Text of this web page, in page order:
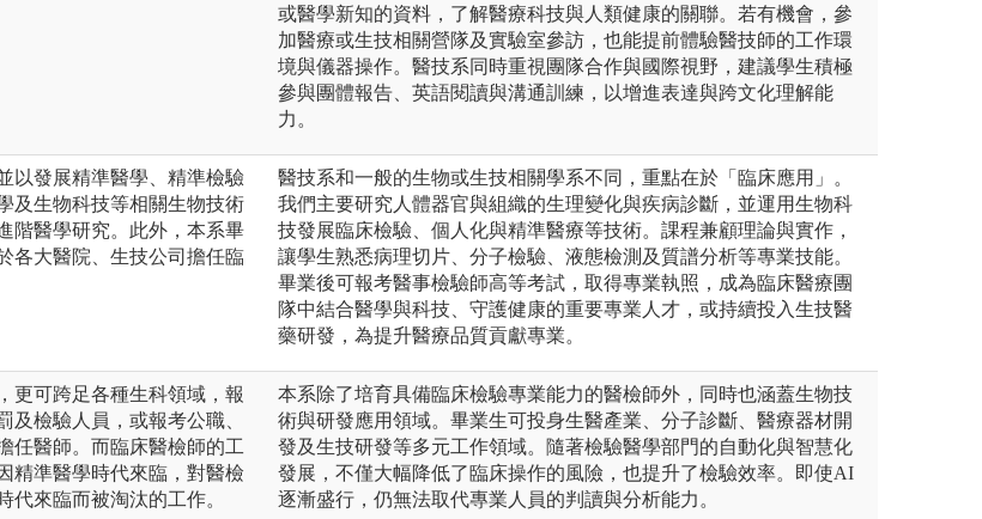
或醫學新知的資料，了解醫療科技與人類健康的關聯。若有機會，參
加醫療或生技相關營隊及實驗室參訪，也能提前體驗醫技師的工作環
境與儀器操作。醫技系同時重視團隊合作與國際視野，建議學生積極
參與團體報告、英語閱讀與溝通訓練，以增進表達與跨文化理解能
力。
以發展精準醫學、精準檢驗
及生物科技等相關生物技術
階醫學研究。此外，本系畢
各大醫院、生技公司擔任臨
醫技系和一般的生物或生技相關學系不同，重點在於「臨床應用」。
我們主要研究人體器官與組織的生理變化與疾病診斷，並運用生物科
技發展臨床檢驗、個人化與精準醫療等技術。課程兼顧理論與實作，
讓學生熟悉病理切片、分子檢驗、液態檢測及質譜分析等專業技能。
畢業後可報考醫事檢驗師高等考試，取得專業執照，成為臨床醫療團
隊中結合醫學與科技、守護健康的重要專業人才，或持續投入生技醫
藥研發，為提升醫療品質貢獻專業。
更可跨足各種生科領域，報
檢驗人員，或報考公職、
任醫師。而臨床醫檢師的工
精準醫學時代來臨，對醫檢
代來臨而被淘汰的工作。
本系除了培育具備臨床檢驗專業能力的醫檢師外，同時也涵蓋生物技
術與研發應用領域。畢業生可投身生醫產業、分子診斷、醫療器材開
發及生技研發等多元工作領域。隨著檢驗醫學部門的自動化與智慧化
發展，不僅大幅降低了臨床操作的風險，也提升了檢驗效率。即使AI
逐漸盛行，仍無法取代專業人員的判讀與分析能力。